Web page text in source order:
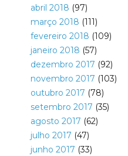
abril 2018 (97)
março 2018 (111)
fevereiro 2018 (109)
janeiro 2018 (57)
dezembro 2017 (92)
novembro 2017 (103)
outubro 2017 (78)
setembro 2017 (35)
agosto 2017 (62)
julho 2017 (47)
junho 2017 (33)